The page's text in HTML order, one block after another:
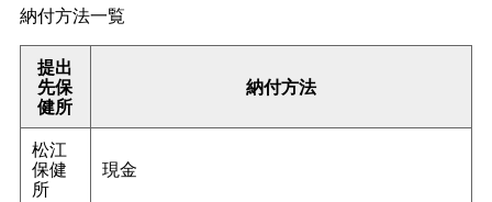
納付方法一覧
提出
先保
健所
納付方法
松江
保健
所
現金